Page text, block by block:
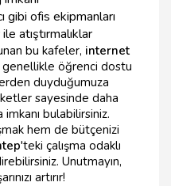
gibi ofis ekipmanları
atıştırmalıklar
bu kafeler, internet
genellikle öğrenci dostu
duyduğumuza
sayesinde daha
bulabilirsiniz.
hem de bütçenizi
'teki çalışma odaklı
Unutmayın,
artırır!